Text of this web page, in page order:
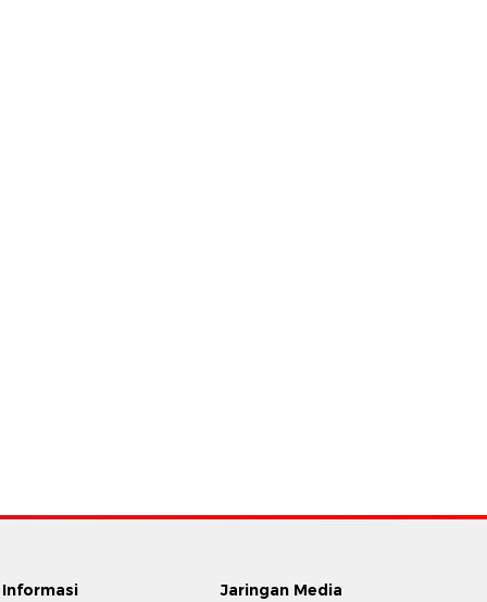
Informasi Jaringan Media